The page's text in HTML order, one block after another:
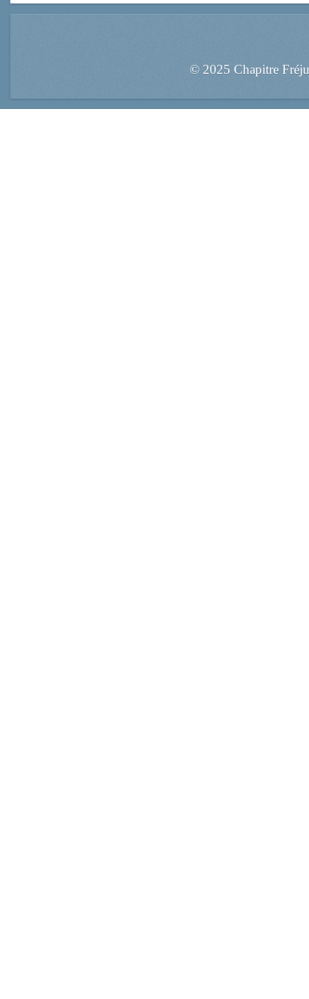
© 2025 Chapitre